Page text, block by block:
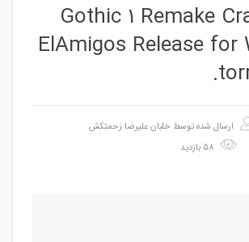
Gothic 1 Remake
ElAmigos Release for
ارسال شده توسط خلبان علیرضا زحمتکش